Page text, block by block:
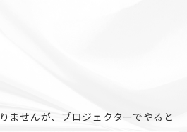
せんが、プロジェクターでやると